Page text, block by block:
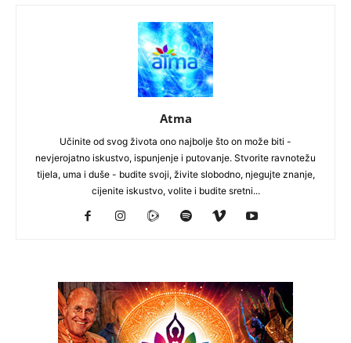
Atma
Učinite od svog života ono najbolje što on može biti -
nevjerojatno iskustvo, ispunjenje i putovanje. Stvorite ravnotežu
tijela, uma i duše - budite svoji, živite slobodno, njegujte znanje,
cijenite iskustvo, volite i budite sretni...